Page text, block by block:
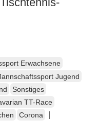
Erwachsene
Jugend
Sonstiges
TT-Race
Corona